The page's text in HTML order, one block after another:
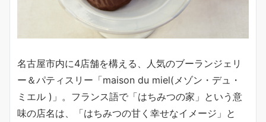
名古屋市内に4店舗を構える、人気のブーランジェリ
ー＆パティスリー「maison du miel(メゾン・デュ・
ミエル )」。フランス語で「はちみつの家」という意
味の店名は、「はちみつの甘く幸せなイメージ」と